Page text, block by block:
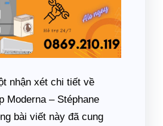
nhận xét chi tiết về
Moderna – Stéphane
bài viết này đã cung